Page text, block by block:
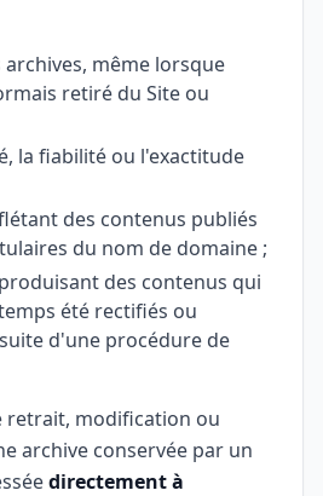
même lorsque
retiré du Site ou
la fiabilité ou l'exactitude
des contenus publiés
du nom de domaine ;
des contenus qui
été rectifiés ou
d'une procédure de
retrait, modification ou
archive conservée par un
directement à